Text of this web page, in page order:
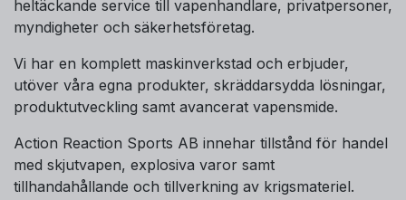
heltäckande service till vapenhandlare, privatpersoner,
myndigheter och säkerhetsföretag.
Vi har en komplett maskinverkstad och erbjuder,
utöver våra egna produkter, skräddarsydda lösningar,
produktutveckling samt avancerat vapensmide.
Action Reaction Sports AB innehar tillstånd för handel
med skjutvapen, explosiva varor samt
tillhandahållande och tillverkning av krigsmateriel.